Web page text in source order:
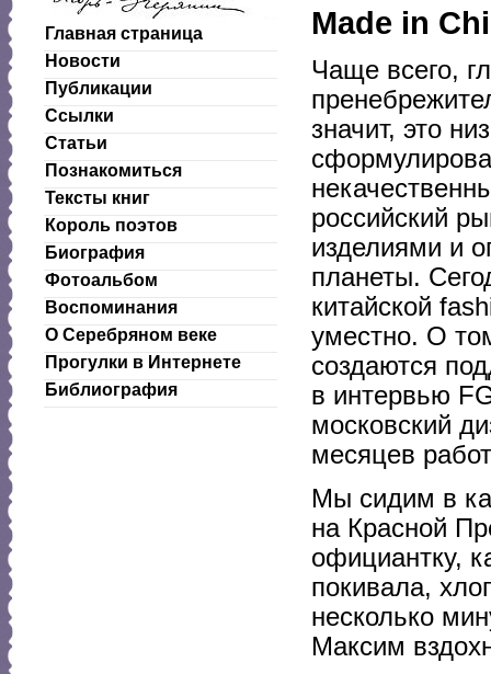
Главная страница
Новости
Публикации
Ссылки
Статьи
Познакомиться
Тексты книг
Король поэтов
Биография
Фотоальбом
Воспоминания
О Серебряном веке
Прогулки в Интернете
Библиография
Made in
Чаще всего,
значит, это
российский
изделиями и
планеты.
китайской
уместно. О
создаются
в интервью
московский
месяцев
Мы сидим в
на Красной
официантку,
покивала,
несколько
Максим